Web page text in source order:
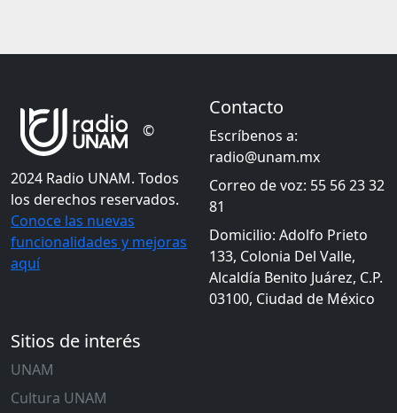
©
2024 Radio UNAM. Todos
los derechos reservados.
Conoce las nuevas
funcionalidades y mejoras
aquí
Contacto
Escríbenos a:
radio@unam.mx
Correo de voz: 55 56 23 32
81
Domicilio: Adolfo Prieto
133, Colonia Del Valle,
Alcaldía Benito Juárez, C.P.
03100, Ciudad de México
Sitios de interés
UNAM
Cultura UNAM